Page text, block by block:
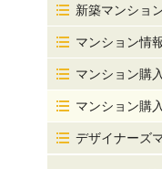
新築マンショ
マンション情
マンション購
マンション購
デザイナーズ